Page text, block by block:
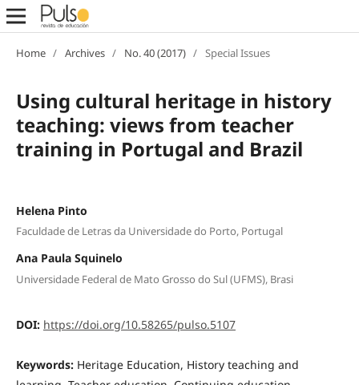
Home / Archives / No. 40 (2017) / Special Issues
Using cultural heritage in history
teaching: views from teacher
training in Portugal and Brazil
Helena Pinto
Faculdade de Letras da Universidade do Porto, Portugal
Ana Paula Squinelo
Universidade Federal de Mato Grosso do Sul (UFMS), Brasi
DOI: https://doi.org/10.58265/pulso.5107
Keywords: Heritage Education, History teaching and